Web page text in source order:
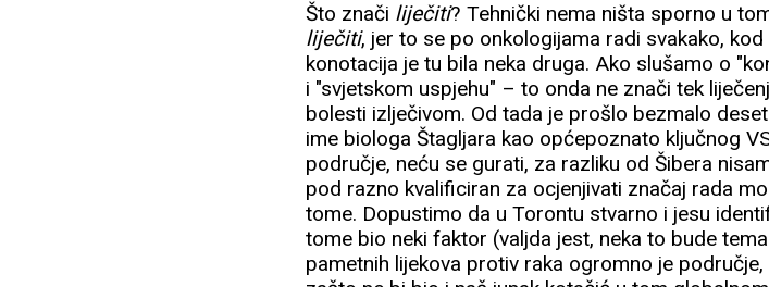
Što znači liječiti? Tehnički nema ništa sporno u
liječiti, jer to se po onkologijama radi svakako,
konotacija je tu bila neka druga. Ako slušamo o
i "svjetskom uspjehu" – to onda ne znači tek
bolesti izlječivom. Od tada je prošlo bezmalo
ime biologa Štagljara kao općepoznato ključnog
područje, neću se gurati, za razliku od Šibera
pod razno kvalificiran za ocjenjivati značaj rada
tome. Dopustimo da u Torontu stvarno i jesu
tome bio neki faktor (valjda jest, neka to bude
pametnih lijekova protiv raka ogromno je